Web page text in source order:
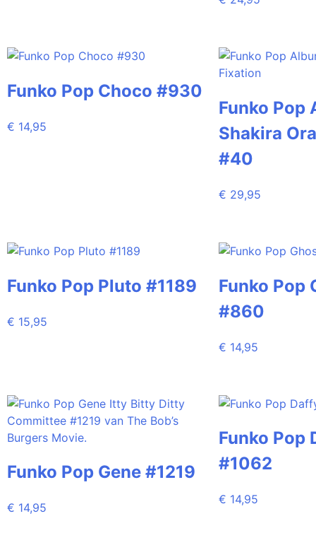
Funko Pop Choco #930
€ 14,95
Funko Pop
Shakira
#40
€ 29,95
Funko Pop Pluto #1189
€ 15,95
Funko Pop
#860
€ 14,95
Funko Pop Gene #1219
€ 14,95
Funko Pop
#1062
€ 14,95